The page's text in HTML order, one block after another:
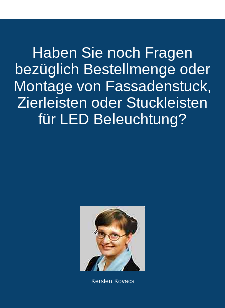
Haben Sie noch Fragen
bezüglich Bestellmenge oder
Montage von Fassadenstuck,
Zierleisten oder Stuckleisten
für LED Beleuchtung?
Kersten Kovacs